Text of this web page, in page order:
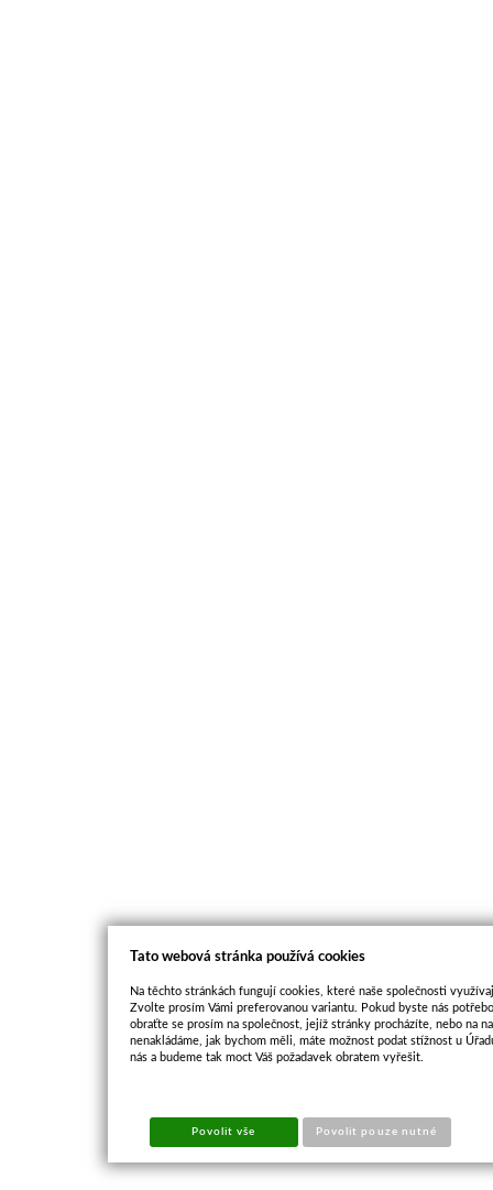
Tato webová stránka používá cookies
Na těchto stránkách fungují cookies, které naše společnosti
Zvolte prosím Vámi preferovanou variantu. Pokud byste nás
obraťte se prosím na společnost, jejíž stránky procházíte, nebo na
nenakládáme, jak bychom měli, máte možnost podat stížnost u
nás a budeme tak moct Váš požadavek obratem vyřešit.
Povolit vše Povolit pouze nutné